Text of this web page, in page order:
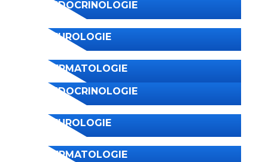
ENDOCRINOLOGIE
NEUROLOGIE
DERMATOLOGIE
ENDOCRINOLOGIE
NEUROLOGIE
DERMATOLOGIE